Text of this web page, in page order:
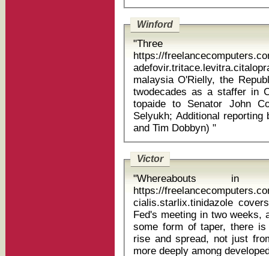
Winford
https://
malaysia O'Rielly, the Republican FCC nominee, has spent nearly
twodecades as a staffer in
topaide to Senator John
Selyukh; Additional
and Tim Dobbyn) "
Victor
"Whereabouts in are you
https://
cialis.starlix.tinidazole coversyl tansiyon
Fed's meeting in two weeks,
some form of taper, there
rise and spread, not just